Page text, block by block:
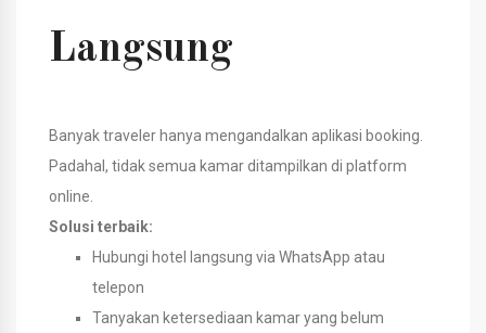
Langsung
Banyak traveler hanya mengandalkan aplikasi booking.
Padahal, tidak semua kamar ditampilkan di platform
online.
Solusi terbaik:
Hubungi hotel langsung via WhatsApp atau
telepon
Tanyakan ketersediaan kamar yang belum